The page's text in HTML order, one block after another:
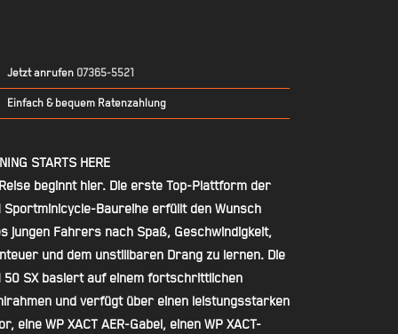
Jetzt anrufen 07365-5521
Einfach & bequem Ratenzahlung
STARTS HERE
beginnt hier. Die erste Top-Plattform der
Sportminicycle-Baureihe erfüllt den Wunsch
jungen Fahrers nach Spaß, Geschwindigkeit,
und dem unstillbaren Drang zu lernen. Die
50 SX basiert auf einem fortschrittlichen
und verfügt über einen leistungsstarken
eine WP XACT AER-Gabel, einen WP XACT-